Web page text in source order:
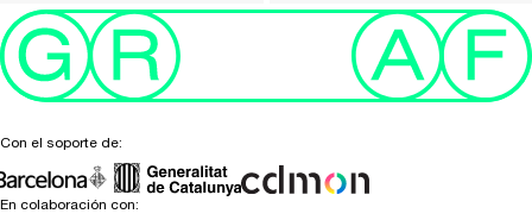
Con el soporte de:
En colaboración con: